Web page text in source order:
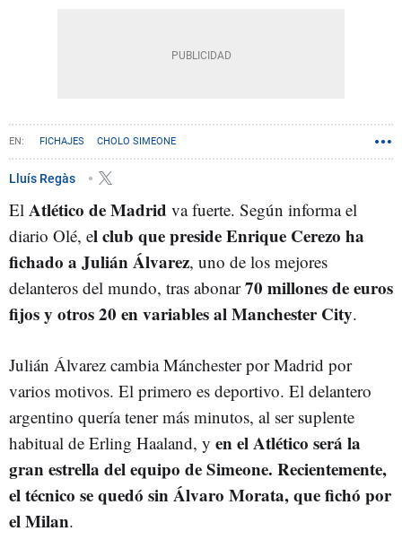
FICHAJES CHOLO SIMEONE
Lluís Regàs
El Atlético de Madrid va fuerte. Según informa el
diario Olé, el club que preside Enrique Cerezo ha
fichado a Julián Álvarez, uno de los mejores
delanteros del mundo, tras abonar70 millones de euros
fijos y otros 20 en variables al Manchester City.
Julián Álvarez cambia Mánchester por Madrid por
varios motivos. El primero es deportivo. El delantero
argentino quería tener más minutos, al ser suplente
habitual de Erling Haaland, y en el Atlético será la
gran estrella del equipo de Simeone. Recientemente,
el técnico se quedó sin Álvaro Morata, que fichó por
el Milan.